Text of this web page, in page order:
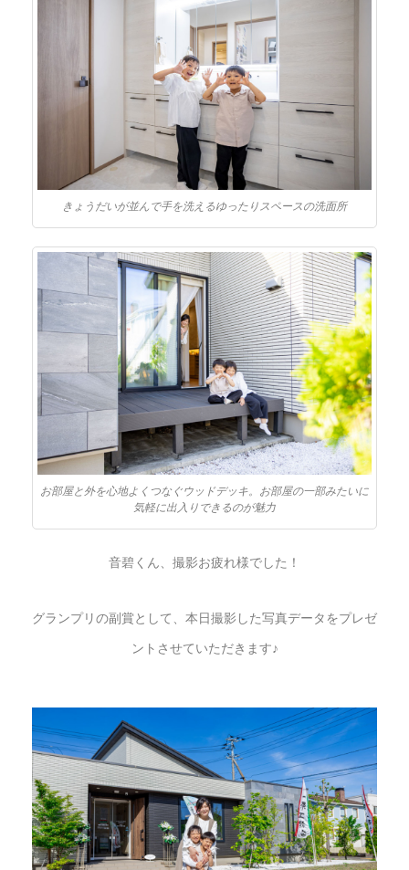
きょうだいが並んで手を洗えるゆったりスペースの洗面所
お部屋と外を心地よくつなぐウッドデッキ。お部屋の一部みたいに
気軽に出入りできるのが魅力
音碧くん、撮影お疲れ様でした！
グランプリの副賞として、本日撮影した写真データをプレゼ
ントさせていただきます♪